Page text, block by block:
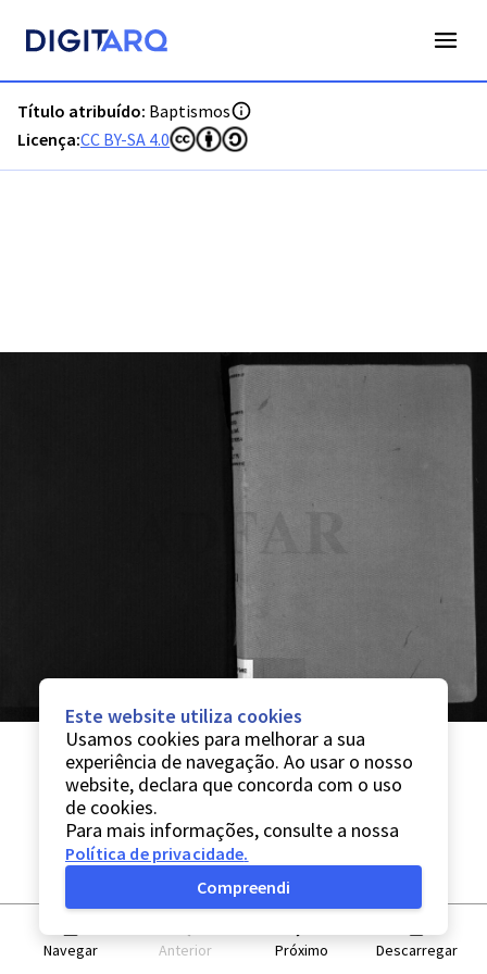
Título atribuído: Baptismos
Licença:CC BY-SA 4.0
Navegar Anterior Próximo Descarregar
Este website utiliza cookies
Usamos cookies para melhorar a sua
experiência de navegação. Ao usar o nosso
website, declara que concorda com o uso
de cookies.
Para mais informações, consulte a nossa
Política de privacidade.
Compreendi